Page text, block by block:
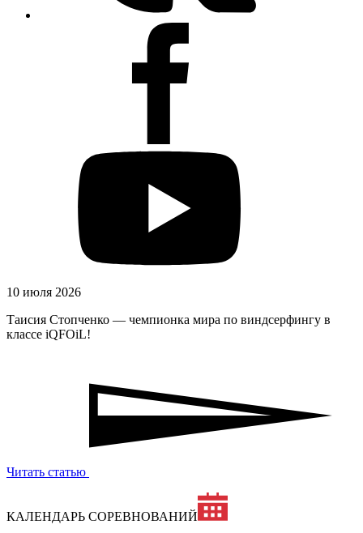
10 июля 2026
Таисия Стопченко — чемпионка мира по виндсерфингу в
классе iQFOiL!
Читать статью
КАЛЕНДАРЬ СОРЕВНОВАНИЙ